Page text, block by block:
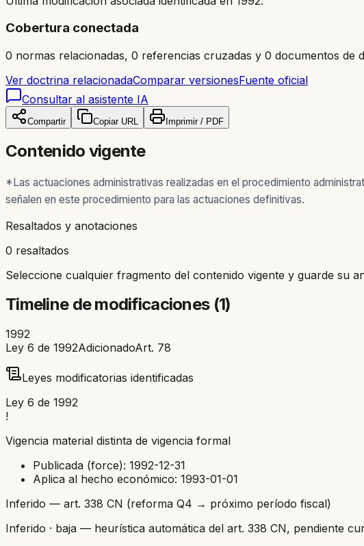
Cobertura conectada
0 normas relacionadas, 0 referencias cruzadas y 0 documentos de
Ver doctrina relacionadaComparar versionesFuente oficial
Consultar al asistente IA
Compartir Copiar URL Imprimir / PDF
Contenido vigente
*Las actuaciones administrativas realizadas en el procedimiento
señalen en este procedimiento para las actuaciones definitivas.
Resaltados y anotaciones
0 resaltados
Seleccione cualquier fragmento del contenido vigente y guarde su
Timeline de modificaciones (1)
1992
Ley 6 de 1992AdicionadoArt. 78
Leyes modificatorias identificadas
Ley 6 de 1992
!
Vigencia material distinta de vigencia formal
Publicada (force): 1992-12-31
Aplica al hecho económico: 1993-01-01
Inferido — art. 338 CN (reforma Q4 → próximo período fiscal)
Inferido · baja — heurística automática del art. 338 CN, pendiente